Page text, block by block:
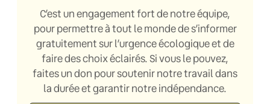
C’est un engagement fort de notre équipe,
pour permettre à tout le monde de s’informer
gratuitement sur l’urgence écologique et de
faire des choix éclairés. Si vous le pouvez,
faites un don pour soutenir notre travail dans
la durée et garantir notre indépendance.